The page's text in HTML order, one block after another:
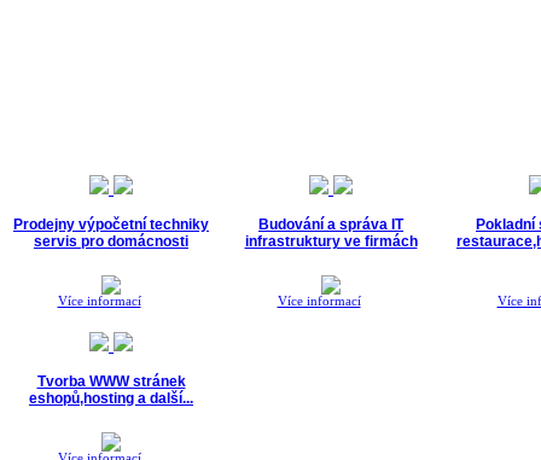
Prodejny výpočetní techniky
servis pro domácnosti
Více informací
Budování a správa IT
infrastruktury ve firmách
Více informací Více
Tvorba WWW stránek
eshopů,hosting a další...